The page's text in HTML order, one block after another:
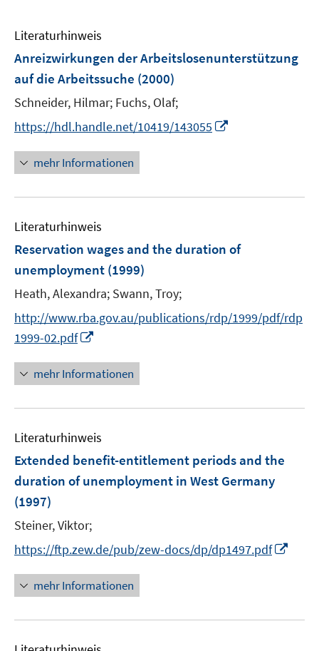
Literaturhinweis
Anreizwirkungen der Arbeitslosenunterstützung
auf die Arbeitssuche (2000)
Schneider, Hilmar; Fuchs, Olaf;
https://hdl.handle.net/10419/143055
u
F
t
e
mehr Informationen
Literaturhinweis
Reservation wages and the duration of
unemployment (1999)
Heath, Alexandra; Swann, Troy;
http://www.rba.gov.au/publications/rdp/1999/pdf/rdp
1999-02.pdf
n
e
u
m
F
n
r
ö
f
e
mehr Informationen
Literaturhinweis
Extended benefit-entitlement periods and the
duration of unemployment in West Germany
(1997)
Steiner, Viktor;
https://ftp.zew.de/pub/zew-docs/dp/dp1497.pdf
u
mehr Informationen